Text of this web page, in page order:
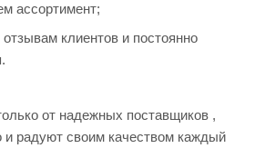
ассортимент;
клиентов и постоянно
от надежных поставщиков ,
и радуют своим качеством каждый